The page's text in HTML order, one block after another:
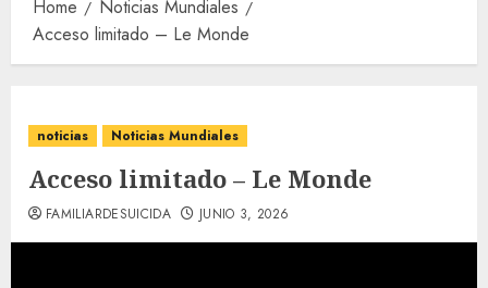
Home
Noticias Mundiales
Acceso limitado – Le Monde
noticias Noticias Mundiales
Acceso limitado – Le Monde
FAMILIARDESUICIDA JUNIO 3, 2026